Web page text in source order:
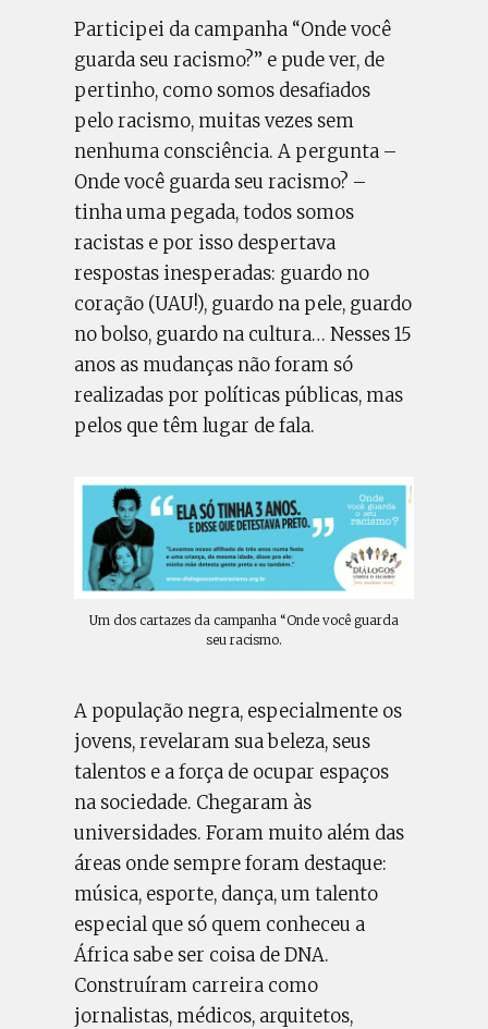
Participei da campanha “Onde você
guarda seu racismo?” e pude ver, de
pertinho, como somos desafiados
pelo racismo, muitas vezes sem
nenhuma consciência. A pergunta –
Onde você guarda seu racismo? –
tinha uma pegada, todos somos
racistas e por isso despertava
respostas inesperadas: guardo no
coração (UAU!), guardo na pele, guardo
no bolso, guardo na cultura… Nesses 15
anos as mudanças não foram só
realizadas por políticas públicas, mas
pelos que têm lugar de fala.
Um dos cartazes da campanha “Onde você guarda
seu racismo.
A população negra, especialmente os
jovens, revelaram sua beleza, seus
talentos e a força de ocupar espaços
na sociedade. Chegaram às
universidades. Foram muito além das
áreas onde sempre foram destaque:
música, esporte, dança, um talento
especial que só quem conheceu a
África sabe ser coisa de DNA.
Construíram carreira como
jornalistas, médicos, arquitetos,